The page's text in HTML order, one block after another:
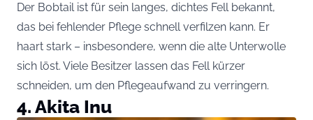
Der Bobtail ist für sein langes, dichtes Fell bekannt,
das bei fehlender Pflege schnell verfilzen kann. Er
haart stark – insbesondere, wenn die alte Unterwolle
sich löst. Viele Besitzer lassen das Fell kürzer
schneiden, um den Pflegeaufwand zu verringern.
4. Akita Inu